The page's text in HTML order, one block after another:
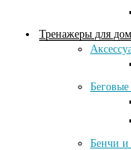
Тренажеры для
Бенчи и